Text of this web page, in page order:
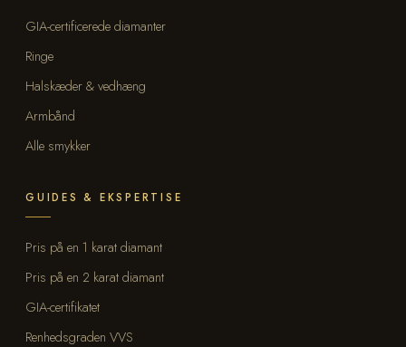
GIA-certificerede diamanter
Ringe
Halskæder & vedhæng
Armbånd
Alle smykker
GUIDES & EKSPERTISE
Pris på en 1 karat diamant
Pris på en 2 karat diamant
GIA-certifikatet
Renhedsgraden VVS